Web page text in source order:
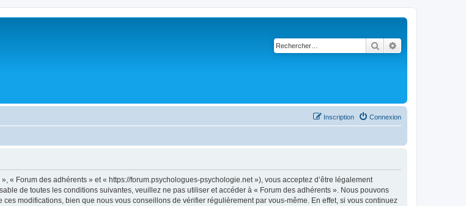
Rechercher
Connexion
Inscription
« Forum des adhérents » et « https://forum.psychologues-psychologie.net »), vous acceptez d’être légalement
de toutes les conditions suivantes, veuillez ne pas utiliser et accéder à « Forum des adhérents ». Nous pouvons
modifications, bien que nous vous conseillons de vérifier régulièrement par vous-même. En effet, si vous continuez